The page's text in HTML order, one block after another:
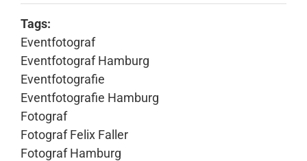
Tags:
Eventfotograf
Eventfotograf Hamburg
Eventfotografie
Eventfotografie Hamburg
Fotograf
Fotograf Felix Faller
Fotograf Hamburg